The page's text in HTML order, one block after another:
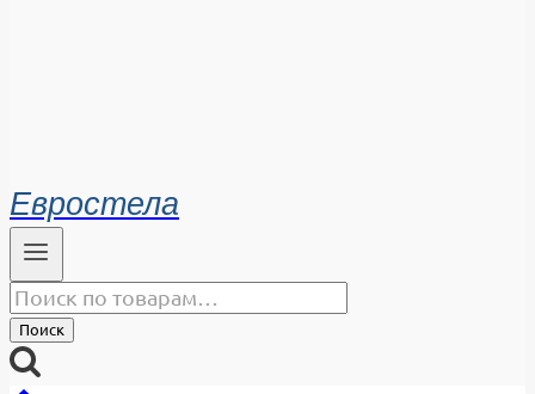
Евростела
Искать:
Поиск